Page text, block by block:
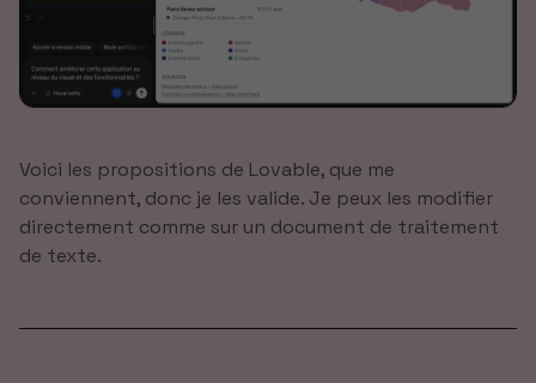
Voici les propositions de Lovable, que me
conviennent, donc je les valide. Je peux les modifier
directement comme sur un document de traitement
de texte.